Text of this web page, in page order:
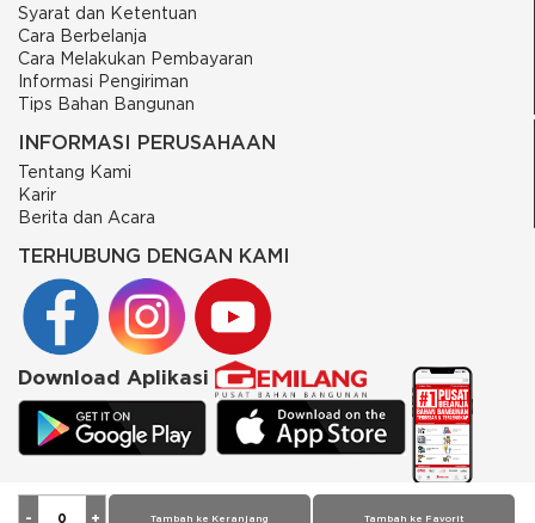
Tambah ke Keranjang Tambah ke Favorit
Syarat dan Ketentuan
Cara Berbelanja
Cara Melakukan Pembayaran
Informasi Pengiriman
Tips Bahan Bangunan
INFORMASI PERUSAHAAN
Tentang Kami
Karir
Berita dan Acara
TERHUBUNG DENGAN KAMI
Download Aplikasi
© 2026 PT Putra Gemilang Prima. All rights reserved